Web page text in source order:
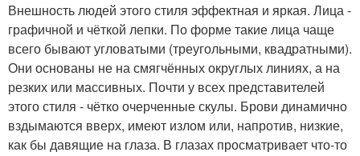
Внешность людей этого стиля эффектная и яркая. Лица -
графичной и чёткой лепки. По форме такие лица чаще
всего бывают угловатыми (треугольными, квадратными).
Они основаны не на смягчённых округлых линиях, а на
резких или массивных. Почти у всех представителей
этого стиля - чётко очерченные скулы. Брови динамично
вздымаются вверх, имеют излом или, напротив, низкие,
как бы давящие на глаза. В глазах просматривает что-то